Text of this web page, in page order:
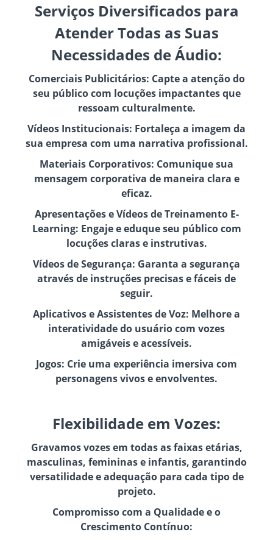
Serviços Diversificados para
Atender Todas as Suas
Necessidades de Áudio:
Comerciais Publicitários: Capte a atenção do
seu público com locuções impactantes que
ressoam culturalmente.
Vídeos Institucionais: Fortaleça a imagem da
sua empresa com uma narrativa profissional.
Materiais Corporativos: Comunique sua
mensagem corporativa de maneira clara e
eficaz.
Apresentações e Vídeos de Treinamento E-
Learning: Engaje e eduque seu público com
locuções claras e instrutivas.
Vídeos de Segurança: Garanta a segurança
através de instruções precisas e fáceis de
seguir.
Aplicativos e Assistentes de Voz: Melhore a
interatividade do usuário com vozes
amigáveis e acessíveis.
Jogos: Crie uma experiência imersiva com
personagens vivos e envolventes.
Flexibilidade em Vozes:
Gravamos vozes em todas as faixas etárias,
masculinas, femininas e infantis, garantindo
versatilidade e adequação para cada tipo de
projeto.
Compromisso com a Qualidade e o
Crescimento Contínuo: